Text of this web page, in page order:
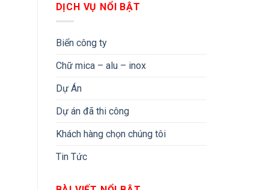
DỊCH VỤ NỔI BẬT
Biển công ty
Chữ mica – alu – inox
Dự Án
Dự án đã thi công
Khách hàng chọn chúng tôi
Tin Tức